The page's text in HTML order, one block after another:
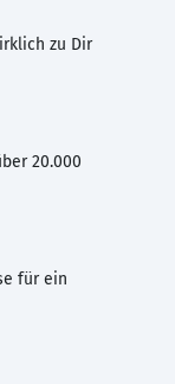
zu Dir
20.000
für ein